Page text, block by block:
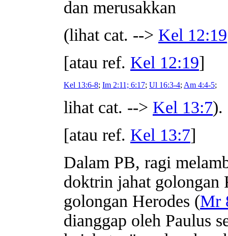
dan merusakkan
(lihat cat. --> Kel 12:19
[atau ref. Kel 12:19]
Kel 13:6-8; Im 2:11; 6:17; Ul 16:3-4; Am 4:4-5;
lihat cat. --> Kel 13:7).
[atau ref. Kel 13:7]
Dalam PB, ragi
doktrin jahat golongan
golongan Herodes (Mr
dianggap oleh Paulus